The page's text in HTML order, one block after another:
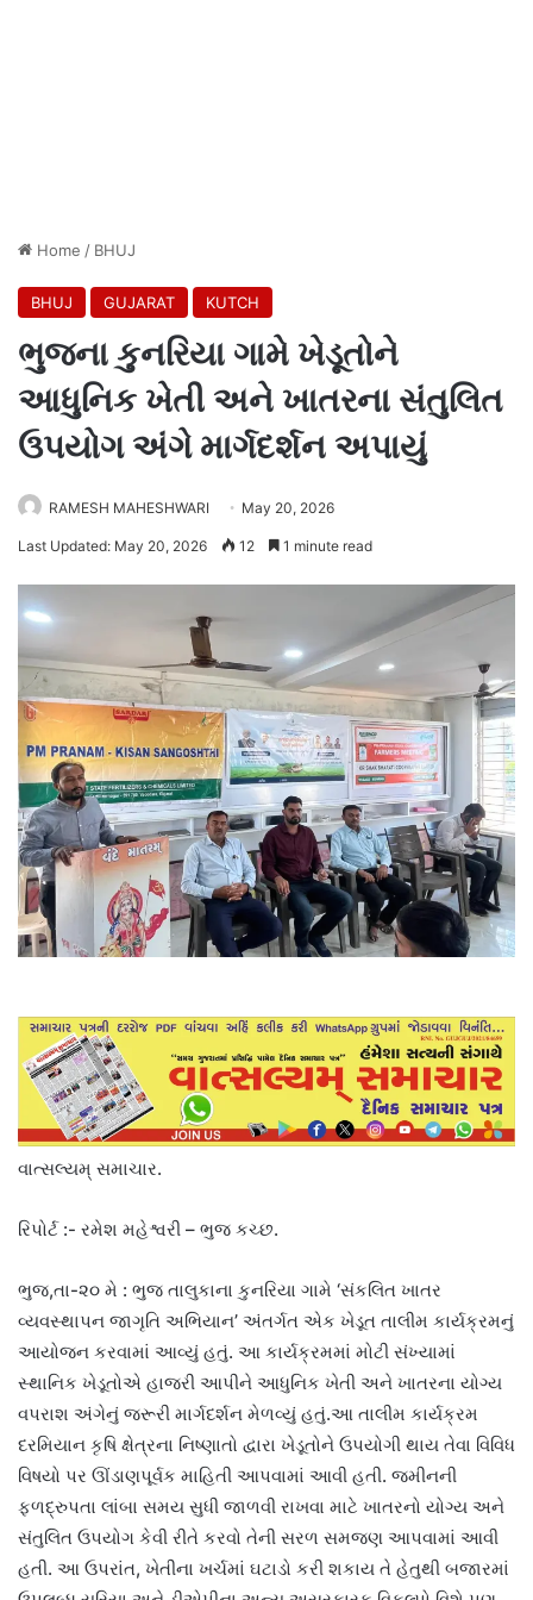
Home / BHUJ
BHUJ GUJARAT KUTCH
ભુજના કુનરિયા ગામે ખેડૂતોને
આધુનિક ખેતી અને ખાતરના સંતુલિત
ઉપયોગ અંગે માર્ગદર્શન અપાયું
RAMESH MAHESHWARI May 20, 2026
Last Updated: May 20, 2026 12 1 minute read
વાત્સલ્યમ્ સમાચાર.
રિપોર્ટ :- રમેશ મહેશ્વરી – ભુજ કચ્છ.
ભુજ,તા-૨૦ મે : ભુજ તાલુકાના કુનરિયા ગામે ‘સંકલિત ખાતર
વ્યવસ્થાપન જાગૃતિ અભિયાન’ અંતર્ગત એક ખેડૂત તાલીમ કાર્યક્રમનું
આયોજન કરવામાં આવ્યું હતું. આ કાર્યક્રમમાં મોટી સંખ્યામાં
સ્થાનિક ખેડૂતોએ હાજરી આપીને આધુનિક ખેતી અને ખાતરના યોગ્ય
વપરાશ અંગેનું જરૂરી માર્ગદર્શન મેળવ્યું હતું.આ તાલીમ કાર્યક્રમ
દરમિયાન કૃષિ ક્ષેત્રના નિષ્ણાતો દ્વારા ખેડૂતોને ઉપયોગી થાય તેવા વિવિધ
વિષયો પર ઊંડાણપૂર્વક માહિતી આપવામાં આવી હતી. જમીનની
ફળદ્રુપતા લાંબા સમય સુધી જાળવી રાખવા માટે ખાતરનો યોગ્ય અને
સંતુલિત ઉપયોગ કેવી રીતે કરવો તેની સરળ સમજણ આપવામાં આવી
હતી. આ ઉપરાંત, ખેતીના ખર્ચમાં ઘટાડો કરી શકાય તે હેતુથી બજારમાં